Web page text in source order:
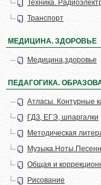
Техника.
Транспорт
МЕДИЦИНА. ЗДОРОВЬЕ
Медицина,здоровье
ПЕДАГОГИКА.
Атласы. Контурные
ГДЗ, ЕГЭ, шпаргалки
Методическая
Общая и
Рисование